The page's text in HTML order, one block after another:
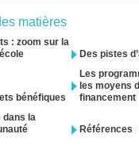
matières
: zoom sur la
Des pistes
bénéfiques
Les
les moyens
financement
dans la
Références